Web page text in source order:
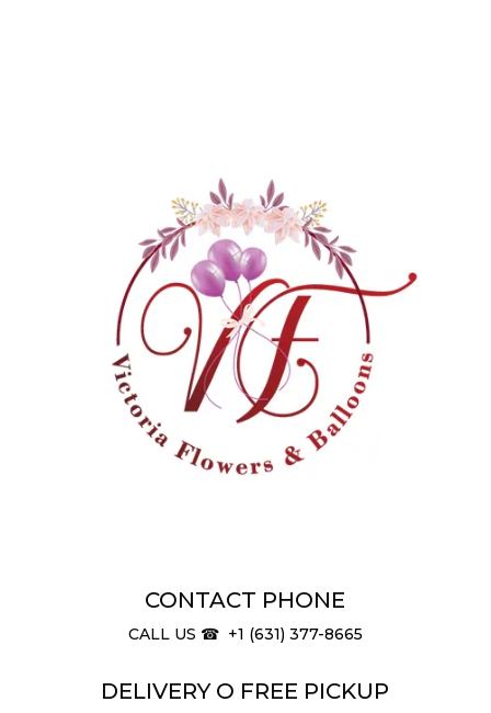
CONTACT PHONE
CALL US ☎ +1 (631) 377-8665
DELIVERY O FREE PICKUP